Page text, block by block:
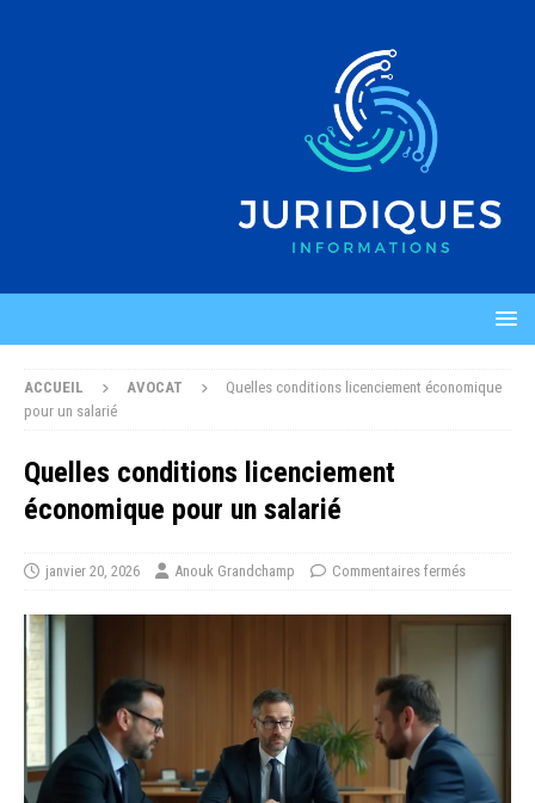
ACCUEIL AVOCAT
Quelles conditions licenciement économique
pour un salarié
Quelles conditions licenciement
économique pour un salarié
janvier 20, 2026 Anouk Grandchamp Commentaires fermés